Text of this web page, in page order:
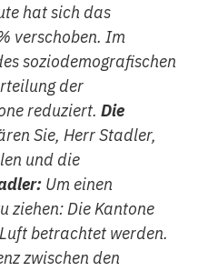
hat sich das
verschoben. Im
soziodemografischen
der
reduziert. Die
Sie, Herr Stadler,
und die
Um einen
ziehen: Die Kantone
betrachtet werden.
zwischen den